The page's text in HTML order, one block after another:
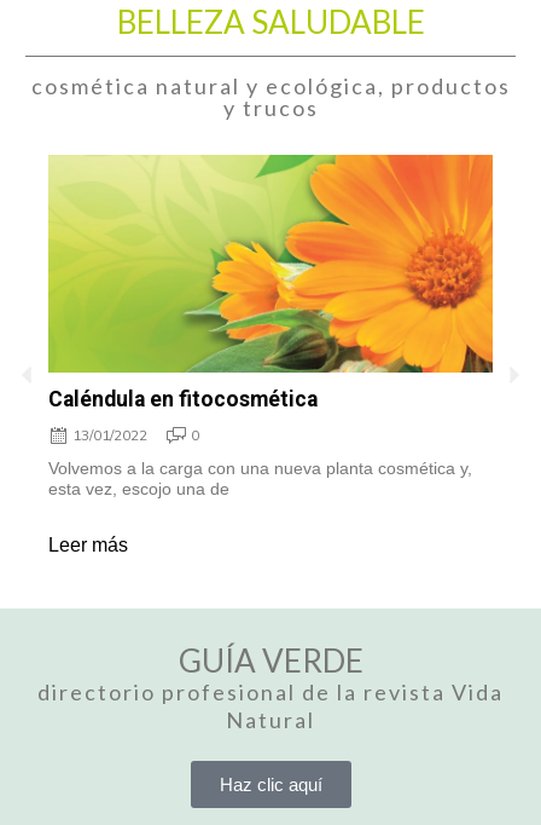
BELLEZA SALUDABLE
cosmética natural y ecológica, productos
y trucos
Caléndula en fitocosmética
13/01/2022 0
Volvemos a la carga con una nueva planta cosmética y,
esta vez, escojo una de
Leer más
GUÍA VERDE
directorio profesional de la revista Vida
Natural
Haz clic aquí